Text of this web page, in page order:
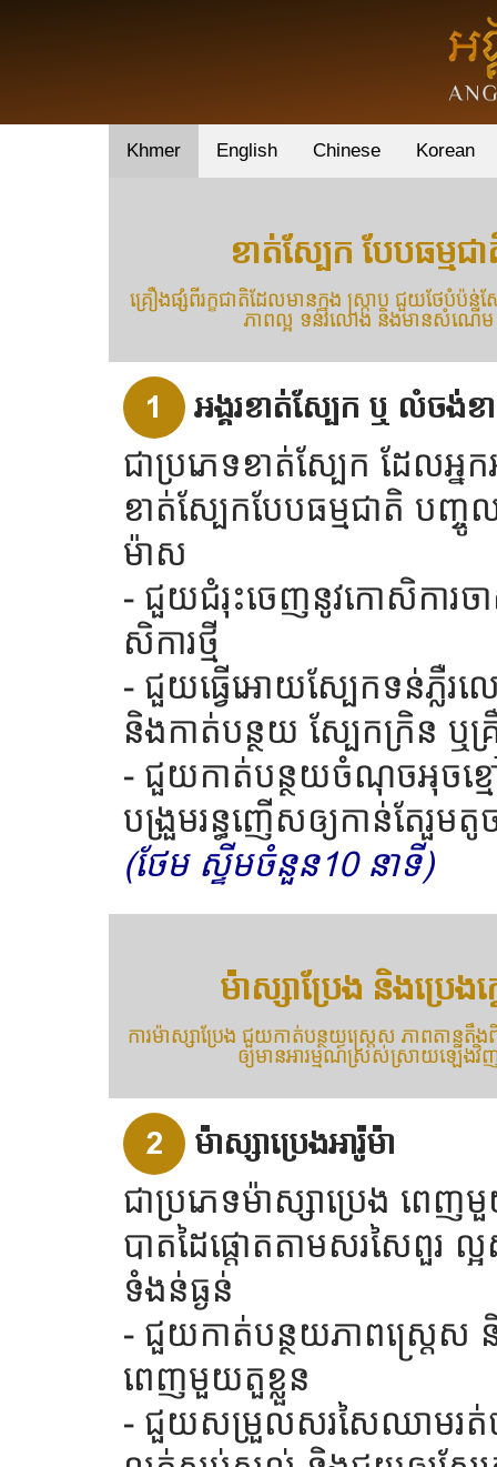
Khmer English Chinese Korean
ខាត់ស្បែក បែបធម្មជ
គ្រឿងផ្សំពីរក្ខជាតិដែលមានក្នុង ស្រ្កាប ជួយថែបំប៉
ភាពល្អ ទន់រលោង និងមានសំណើម
1 អង្គរខាត់ស្បែក ឬ លំចង់ខ
ជាប្រភេទខាត់ស្បែក ដែលអ្
ខាត់ស្បែកបែបធម្មជាតិ បញ្
ម៉ាស
- ជួយជំរុះចេញនូវកោសិការ
សិការថ្មី
- ជួយធ្វើអោយស្បែកទន់ភ្លឺ
និងកាត់បន្ថយ ស្បែកក្រិន ឬ
- ជួយកាត់បន្ថយចំណុចអុចខ្ម
បង្រួមរន្ធញើសឲ្យកាន់តែរួមតូ
(ថែម ស្ទីមចំនួន10 នាទី)
ម៉ាស្សាប្រែង និងប្រេង
ការម៉ាស្សាប្រែង ជួយកាត់បន្ថយស្រ្តេស ភាពតានតឹ
ឲ្យមានអារម្មណ៍ស្រស់ស្រាយឡើងវិ
2 ម៉ាស្សាប្រេងអារ៉ូម៉ា
ជាប្រភេទម៉ាស្សាប្រេង ពេ
បាតដៃផ្តោតតាមសរសៃពួរ ល្
ទំងន់ធ្ងន់
- ជួយកាត់បន្ថយភាពស្រ្តេស
ពេញមួយតួខ្លួន
- ជួយសម្រួលសរសៃឈាមរត់